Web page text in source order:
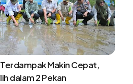
Makin Cepat,
dalam 2 Pekan